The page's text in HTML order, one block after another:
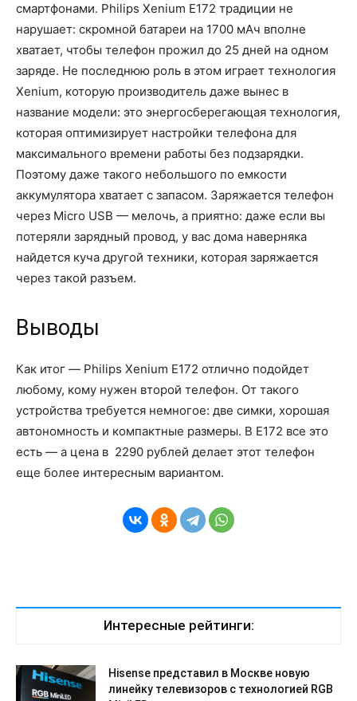
смартфонами. Philips Xenium E172 традиции не
нарушает: скромной батареи на 1700 мАч вполне
хватает, чтобы телефон прожил до 25 дней на одном
заряде. Не последнюю роль в этом играет технология
Xenium, которую производитель даже вынес в
название модели: это энергосберегающая технология,
которая оптимизирует настройки телефона для
максимального времени работы без подзарядки.
Поэтому даже такого небольшого по емкости
аккумулятора хватает с запасом. Заряжается телефон
через Micro USB — мелочь, а приятно: даже если вы
потеряли зарядный провод, у вас дома наверняка
найдется куча другой техники, которая заряжается
через такой разъем.
Выводы
Как итог — Philips Xenium E172 отлично подойдет
любому, кому нужен второй телефон. От такого
устройства требуется немногое: две симки, хорошая
автономность и компактные размеры. В E172 все это
есть — а цена в 2290 рублей делает этот телефон
еще более интересным вариантом.
Интересные рейтинги:
Hisense представил в Москве новую
линейку телевизоров с технологией RGB